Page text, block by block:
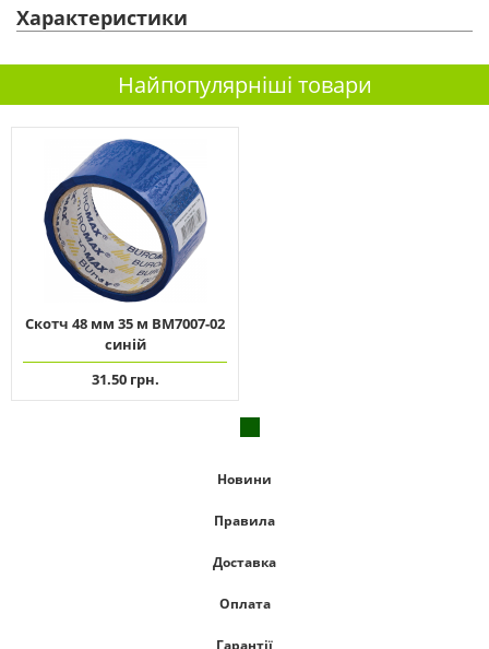
Характеристики
Найпопулярніші товари
Скотч 48 мм 35 м ВМ7007-02
синій
31.50 грн.
Новини
Правила
Доставка
Оплата
Гарантії